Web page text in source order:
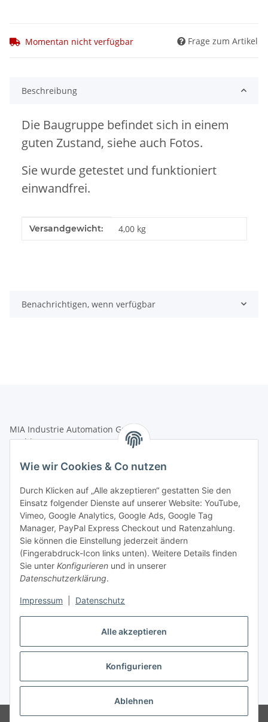
Alle akzeptieren
Konfigurieren
Ablehnen
Wie wir Cookies & Co nutzen
Durch Klicken auf „Alle akzeptieren“ gestatten Sie den
Einsatz folgender Dienste auf unserer Website: YouTube,
Vimeo, Google Analytics, Google Ads, Google Tag
Manager, PayPal Express Checkout und Ratenzahlung.
Sie können die Einstellung jederzeit ändern
(Fingerabdruck-Icon links unten). Weitere Details finden
Sie unter Konfigurieren und in unserer
Datenschutzerklärung.
Impressum Datenschutz
Momentan nicht verfügbar Frage zum Artikel
Beschreibung
Die Baugruppe befindet sich in einem
guten Zustand, siehe auch Fotos.
Sie wurde getestet und funktioniert
einwandfrei.
Produkteigenschaft
Wert
Versandgewicht: 4,00 kg
Benachrichtigen, wenn verfügbar
MIA Industrie Automation GmbH
Hochkampstr. 68a
Fax: +49 (0)209 58904572
shop@mia-automation.de
Gesetzliche Informationen
Informationen
Vertrag widerrufen
* Alle Preise zzgl. gesetzlicher USt., zzgl.Versand
© MIA industrie automation GmbH Besucherzähler: 817323